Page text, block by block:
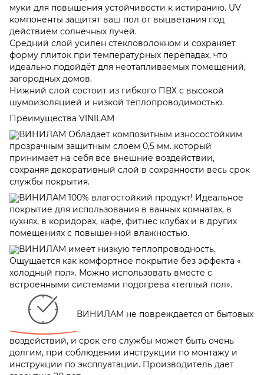
муки для повышения устойчивости к истиранию. UV
компоненты защитят ваш пол от выцветания под
действием солнечных лучей.
Средний слой усилен стекловолокном и сохраняет
форму плиток при температурных перепадах, что
идеально подойдёт для неотапливаемых помещений,
загородных домов.
Нижний слой состоит из гибкого ПВХ с высокой
шумоизоляцией и низкой теплопроводимостью.
Преимущества VINILAM
ВИНИЛАМ Обладает композитным износостойким
прозрачным защитным слоем 0,5 мм. который
принимает на себя все внешние воздействии,
сохраняя декоративный слой в сохранности весь срок
службы покрытия.
ВИНИЛАМ 100% влагостойкий продукт! Идеальное
покрытие для использования в ванных комнатах, в
кухнях, в коридорах, кафе, фитнес клубах и в других
помещениях с повышенной влажностью.
ВИНИЛАМ имеет низкую теплопроводность.
Ощущается как комфортное покрытие без эффекта «
холодный пол». Можно использовать вместе с
встроенными системами подогрева «теплый пол».
ВИНИЛАМ не повреждается от бытовых
воздействий, и срок его службы может быть очень
долгим, при соблюдении инструкции по монтажу и
инструкции по эксплуатации. Производитель дает